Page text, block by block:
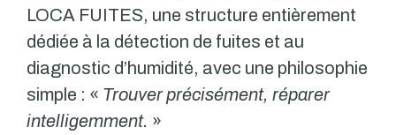
LOCA FUITES, une structure entièrement
dédiée à la détection de fuites et au
diagnostic d’humidité, avec une philosophie
simple : « Trouver précisément, réparer
intelligemment. »